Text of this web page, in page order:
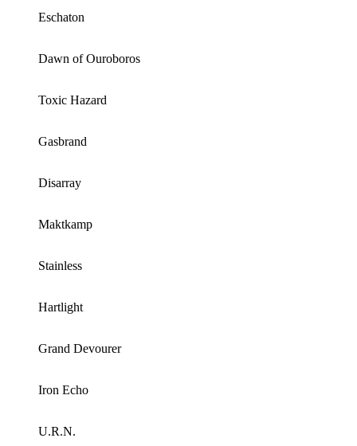
Eschaton
Dawn of Ouroboros
Toxic Hazard
Gasbrand
Disarray
Maktkamp
Stainless
Hartlight
Grand Devourer
Iron Echo
U.R.N.